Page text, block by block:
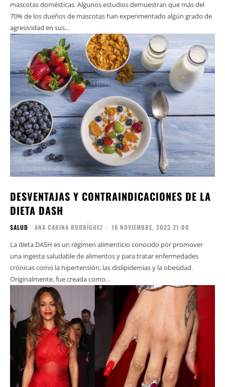
mascotas domésticas. Algunos estudios demuestran que más del
70% de los dueños de mascotas han experimentado algún grado de
agresividad en sus...
DESVENTAJAS Y CONTRAINDICACIONES DE LA
DIETA DASH
SALUD ANA CARINA RODRÍGUEZ - 16 NOVIEMBRE, 2023 21:00
La dieta DASH es un régimen alimenticio conocido por promover
una ingesta saludable de alimentos y para tratar enfermedades
crónicas como la hipertensión, las dislipidemias y la obesidad.
Originalmente, fue creada como...